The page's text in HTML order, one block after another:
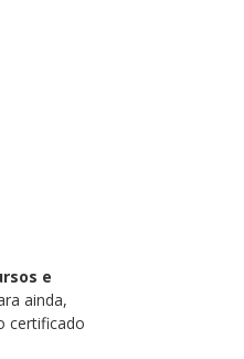
e
ainda,
certificado